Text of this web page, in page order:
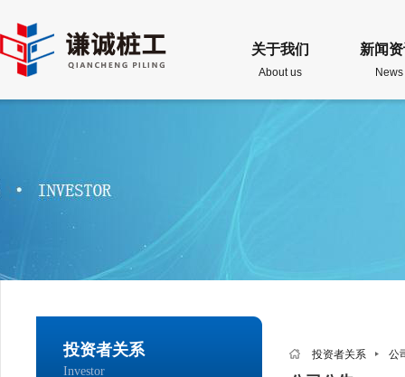
关于我们
About us
新闻
News
投资者关系
Investor
投资者关系 公